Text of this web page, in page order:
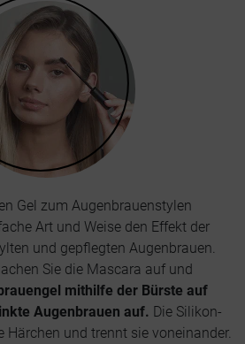
Gel zum Augenbrauenstylen
Art und Weise den Effekt der
und gepflegten Augenbrauen.
Sie die Mascara auf und
mithilfe der Bürste auf
Augenbrauen auf. Die Silikon-
Härchen und trennt sie voneinander.